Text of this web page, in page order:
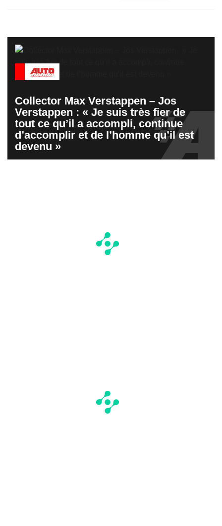
Collector Max Verstappen – Jos
Verstappen : « Je suis très fier de
tout ce qu’il a accompli, continue
d’accomplir et de l’homme qu’il est
devenu »